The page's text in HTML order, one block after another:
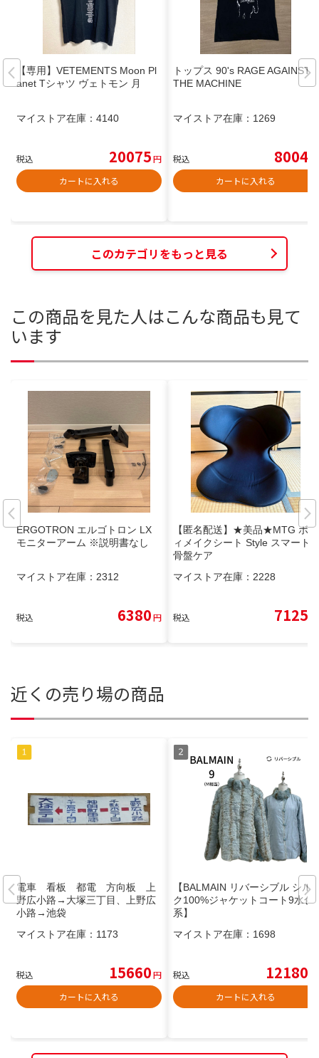
【専用】VETEMENTS Moon Pl
anet Tシャツ ヴェトモン 月
マイストア在庫： 4140
税込 20075円
カートに入れる
トップス 90's RAGE AGAINST
THE MACHINE
マイストア在庫： 1269
税込 8004
カートに入れる
このカテゴリをもっと見る
この商品を見た人はこんな商品も見て
います
ERGOTRON エルゴトロン LX
モニターアーム ※説明書なし
マイストア在庫： 2312
税込 6380円
【匿名配送】★美品★MTG ボデ
ィメイクシート Style スマート
骨盤ケア
マイストア在庫： 2228
税込 7125
近くの売り場の商品
電車 看板 都電 方向板 上
野広小路→大塚三丁目、上野広
小路→池袋
マイストア在庫： 1173
税込 15660円
カートに入れる
【BALMAIN リバーシブル シル
ク100%ジャケットコート9水色
系】
マイストア在庫： 1698
税込 12180
カートに入れる